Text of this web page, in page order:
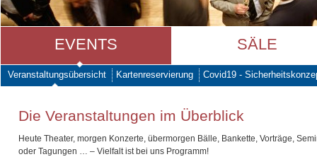
EVENTS SÄLE
Veranstaltungsübersicht Kartenreservierung Covid19 -
Die Veranstaltungen im Überblick
Heute Theater, morgen Konzerte, übermorgen Bälle, Bankette, Vorträge,
oder Tagungen … – Vielfalt ist bei uns Programm!